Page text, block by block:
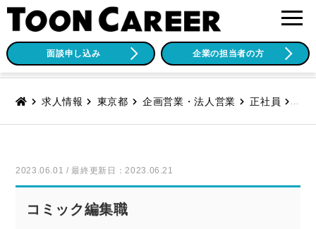
面談申し込み 企業の担当者の方
求人情報 東京都 企画営業・法人営業 正社員 契
2023.06.01 / 最終更新日：2023.06.21
コミック編集職